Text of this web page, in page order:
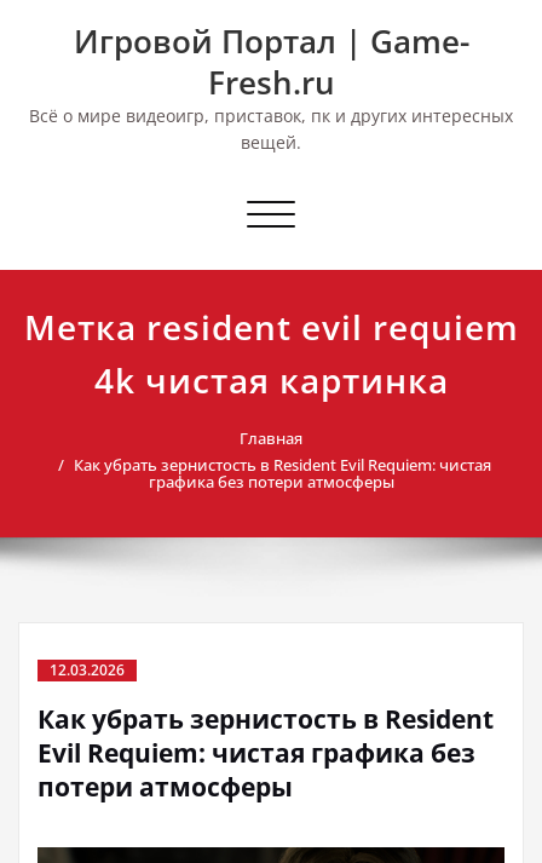
Игровой Портал | Game-
Fresh.ru
Всё о мире видеоигр, приставок, пк и других интересных
вещей.
Переключить
Метка resident evil requiem
4k чистая картинка
Главная
Как убрать зернистость в Resident Evil Requiem: чистая
графика без потери атмосферы
12.03.2026
Как убрать зернистость в Resident
Evil Requiem: чистая графика без
потери атмосферы